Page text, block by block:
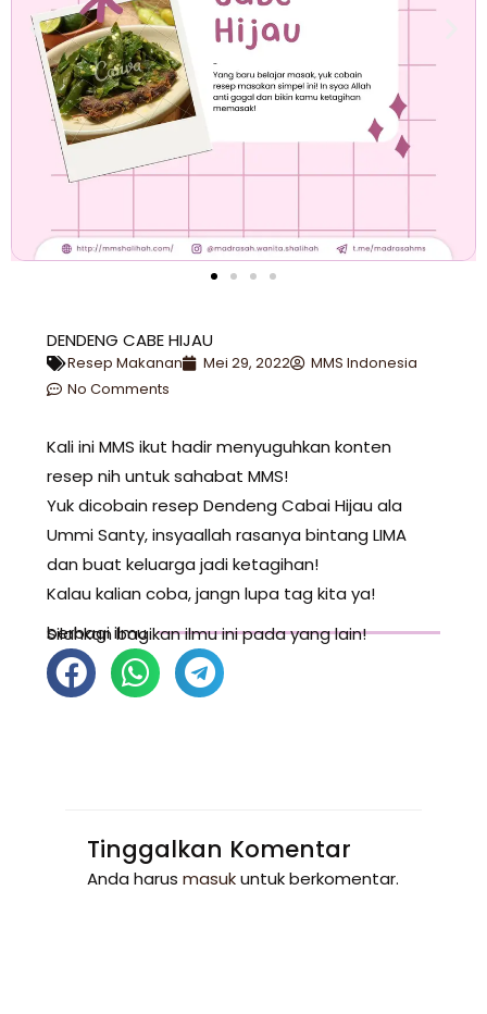
DENDENG CABE HIJAU
Resep Makanan Mei 29, 2022
MMS Indonesia
No Comments
Kali ini MMS ikut hadir menyuguhkan konten
resep nih untuk sahabat MMS!
Yuk dicobain resep Dendeng Cabai Hijau ala
Ummi Santy, insyaallah rasanya bintang LIMA
dan buat keluarga jadi ketagihan!
Kalau kalian coba, jangn lupa tag kita ya!
berbagi ilmu
Silahkan bagikan ilmu ini pada yang lain!
Tinggalkan Komentar
Anda harus masukuntuk berkomentar.